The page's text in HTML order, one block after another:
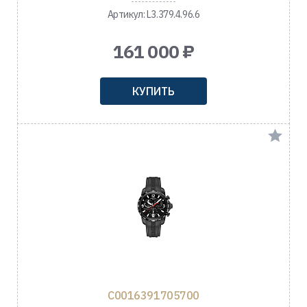
Артикул: L3.379.4.96.6
161 000 ₽
КУПИТЬ
C0016391705700